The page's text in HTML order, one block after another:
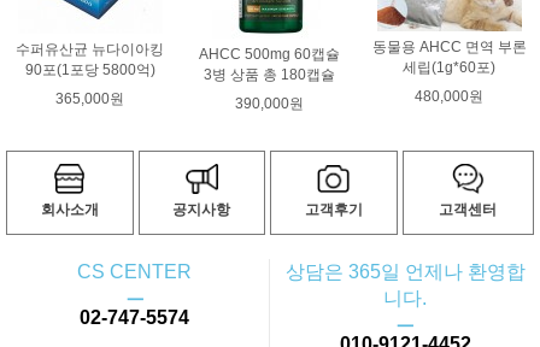
수퍼유산균 뉴다이아킹
90포(1포당 5800억)
365,000원
AHCC 500mg 60캡슐
3병 상품 총 180캡슐
390,000원
동물용 AHCC 면역 부론
세립(1g*60포)
480,000원
회사소개 공지사항 고객후기 고객센터
CS CENTER
ㅡ
02-747-5574
상담은 365일 언제나 환영합
니다.
ㅡ